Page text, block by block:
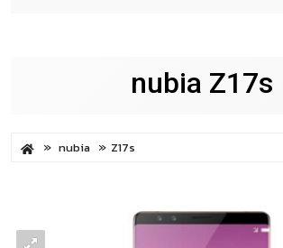
nubia Z17s
nubia Z17s